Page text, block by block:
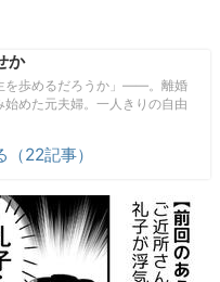
か
を歩めるだろうか」――。離婚
めた元夫婦。一人きりの自由
22記事）